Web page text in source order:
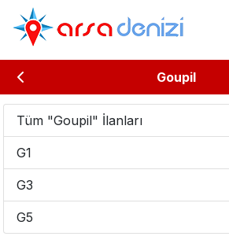
Goupil
Tüm "Goupil" İlanları
G1
G3
G5